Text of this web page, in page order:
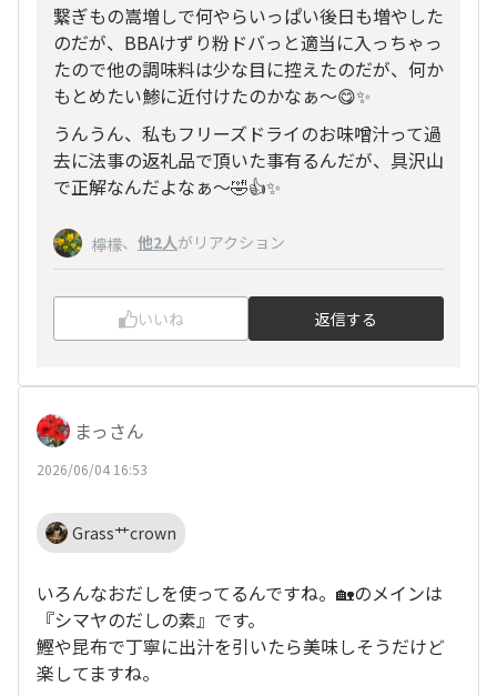
繋ぎもの嵩増しで何やらいっぱい後日も増やした
のだが、BBAけずり粉ドバっと適当に入っちゃっ
たので他の調味料は少な目に控えたのだが、何か
もとめたい鯵に近付けたのかなぁ〜😋✨
うんうん、私もフリーズドライのお味噌汁って過
去に法事の返礼品で頂いた事有るんだが、具沢山
で正解なんだよなぁ〜🤣👍✨
檸檬、 他2人がリアクション
いいね 返信する
まっさん
2026/06/04 16:53
Grass艹crown
いろんなおだしを使ってるんですね。🏡のメインは
『シマヤのだしの素』です。
鰹や昆布で丁寧に出汁を引いたら美味しそうだけど
楽してますね。